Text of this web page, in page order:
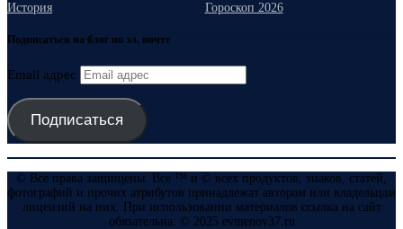
История
Гороскоп 2026
Подписаться на блог по эл. почте
Email адрес
Подписаться
© Все права защищены. Все ™ и © всех продуктов, знаков, статей,
фотографий и прочих атрибутов принадлежат авторам или владельцам
лицензий на них. При использовании материалов ссылка на сайт
обязательна. © 2025 evmenov37.ru